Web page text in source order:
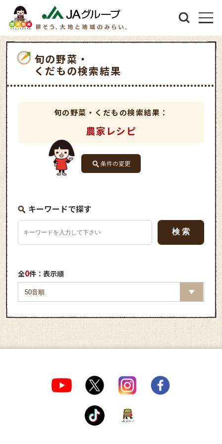
旬の野菜・
くだもの検索結果
旬の野菜・くだもの検索結果：
農家レシピ
条件の変更
キーワードで探す
全0件：表示順